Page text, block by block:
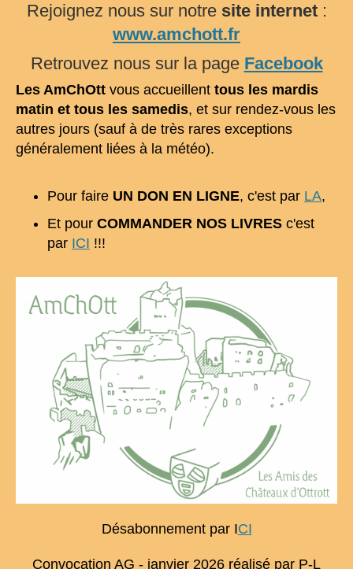
Rejoignez nous sur notre site internet:
www.amchott.fr
Retrouvez nous sur la page Facebook
Les AmChOtt vous accueillent tous les mardis
matin et tous les samedis, et sur rendez-vous les
autres jours (sauf à de très rares exceptions
généralement liées à la météo).
Pour faire UN DON EN LIGNE, c'est par LA,
Et pour COMMANDER NOS LIVRES c'est
par ICI !!!
Désabonnement par ICI
Convocation AG - janvier 2026 réalisé par P-L